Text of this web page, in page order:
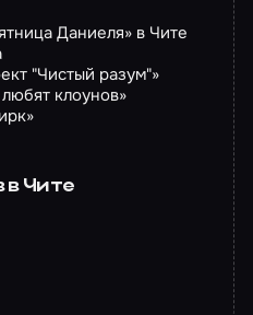
Даниеля» в Чите
"Чистый разум"»
клоунов»
в Чите